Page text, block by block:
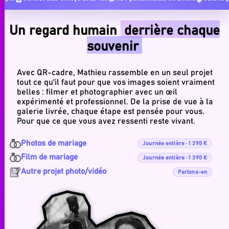
Un regard humain
derrière chaque
souvenir
Avec QR-cadre, Mathieu rassemble en un seul projet
tout ce qu'il faut pour que vos images soient vraiment
belles : filmer et photographier avec un œil
expérimenté et professionnel. De la prise de vue à la
galerie livrée, chaque étape est pensée pour vous.
Pour que ce que vous avez ressenti reste vivant.
Photos de mariage Journée entière · 1 390 €
Film de mariage Journée entière · 1 390 €
Autre projet photo/vidéo Parlons-en